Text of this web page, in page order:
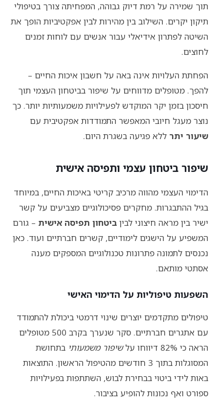
תוך שמירה על רמת דיוק גבוהה, המפחיתה צורך בטיפולי
תיקון יקרים. השילוב בין מהירות לבין אפקטיביות הופך את
השיטה לפתרון אידיאלי עבור אנשים עם לוחות זמנים
לחוצים.
הפחתת העלויות אינה באה על חשבון איכות החיים –
להפך. מטופלים מדווחים על שיפור בביטחון העצמי תוך
חיסכון בזמן יקר המוקדש לפעילויות משמעותיות יותר. כך
נוצר מעגל חיובי המאפשר התמודדות אפקטיבית עם
שיעור יתר ללא פגיעה בשגרת היום.
שיפור ביטחון עצמי ותפיסה אישית
הדימוי העצמי מהווה מרכיב קריטי באיכות החיים, במיוחד
בגיל ההתבגרות. מחקרים פסיכולוגיים מצביעים על קשר
ישיר בין מראה חיצוני לבין ביטחון תפיסה אישית – גורם
המשפיע על הישגים לימודיים, קשרים חברתיים ועוד. כאן
נכנסים לתמונה פתרונות טכנולוגיים המספקים מענה
אסתטי מותאם.
השפעות טיפוליות על הדימוי האישי
טיפולים מתקדמים יוצרים שינוי דרמטי ביכולת להתמודד
עם אתגרים חברתיים. סקר שנערך בקרב 500 מטופלים
הראה כי 82% דיווחו על
שיפור משמעותי בתחושת
המסוגלות בתוך 3 חודשים מהטיפול הראשון. התוצאות
באות לידי ביטוי בבחירת לבוש, השתתפות בפעילויות
ספורט ואף נכונות להופיע בציבור.